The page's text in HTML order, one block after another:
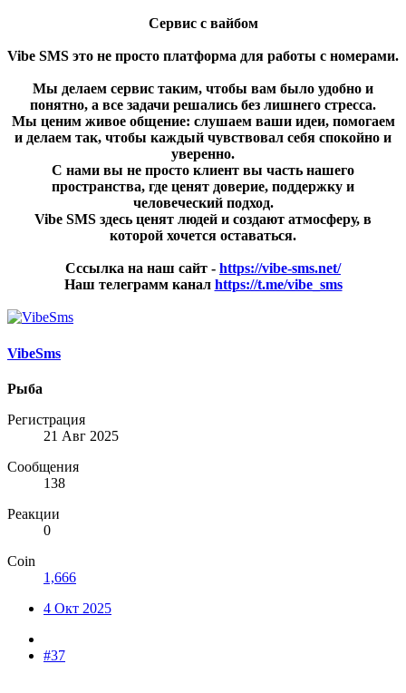
Сервис с вайбом
Vibe SMS это не просто платформа для работы с номерами.
Мы делаем сервис таким, чтобы вам было удобно и
понятно, а все задачи решались без лишнего стресса.
Мы ценим живое общение: слушаем ваши идеи, помогаем
и делаем так, чтобы каждый чувствовал себя спокойно и
уверенно.
С нами вы не просто клиент вы часть нашего
пространства, где ценят доверие, поддержку и
человеческий подход.
Vibe SMS здесь ценят людей и создают атмосферу, в
которой хочется оставаться.
Сссылка на наш сайт - https://vibe-sms.net/
Наш телеграмм канал https://t.me/vibe_sms
VibeSms
Рыба
Регистрация
21 Авг 2025
Сообщения
138
Реакции
0
Coin
1,666
4 Окт 2025
#37